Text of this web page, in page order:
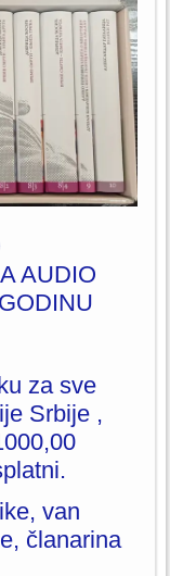
AUDIO
za sve
Srbije ,
van
članarina